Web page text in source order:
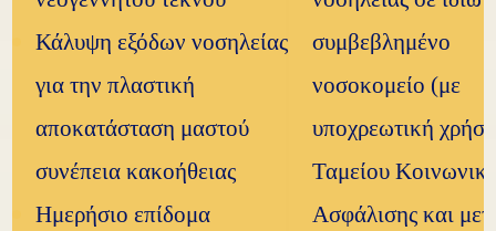
Κάλυψη εξόδων νοσηλείας
για την πλαστική
αποκατάσταση μαστού
συνέπεια κακοήθειας
Ημερήσιο επίδομα
συμβεβλημένο
νοσοκομείο (με
υποχρεωτική
Ταμείου
Ασφάλισης και